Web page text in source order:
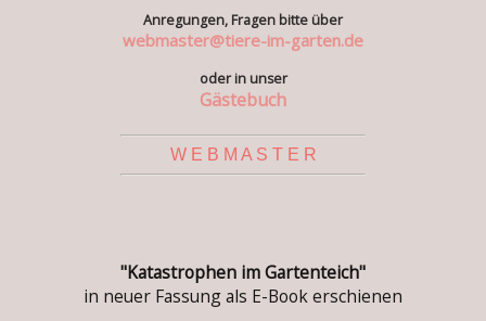
Anregungen, Fragen bitte über
webmaster@tiere-im-garten.de
oder in unser
Gästebuch
W E B M A S T E R
"Katastrophen im Gartenteich"
in neuer Fassung als E-Book erschienen